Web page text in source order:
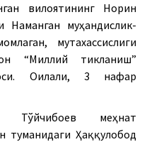
вилоятининг Норин
Наманган муҳандислик-
мутахассислиги
“Миллий тикланиш”
Оилали, 3 нафар
Тўйчибоев меҳнат
туманидаги Ҳаққулобод